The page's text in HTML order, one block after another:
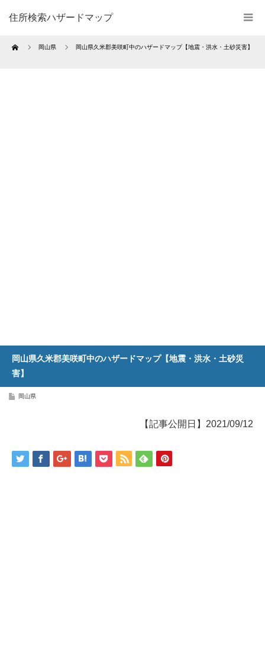
住所検索ハザードマップ
Home 岡山県 岡山県久米郡美咲町中のハザードマップ【地震・洪水・土砂災害】
岡山県久米郡美咲町中のハザードマップ【地震・洪水・土砂災
害】
岡山県
【記事公開日】2021/09/12